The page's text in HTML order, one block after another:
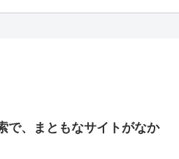
で、まともなサイトがなか